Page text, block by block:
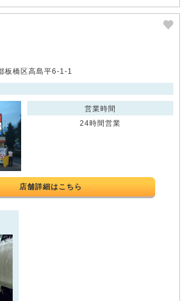
板橋区高島平6-1-1
営業時間
24時間営業
店舗詳細はこちら